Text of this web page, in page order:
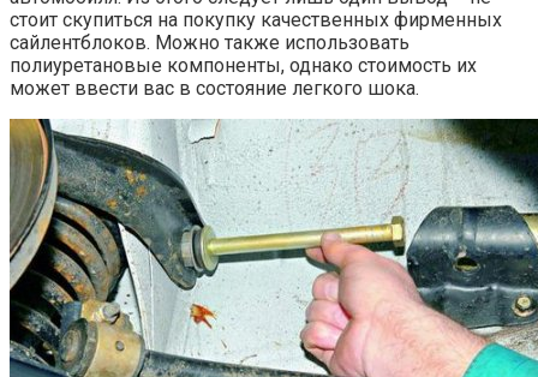
стоит скупиться на покупку качественных фирменных
сайлентблоков. Можно также использовать
полиуретановые компоненты, однако стоимость их
может ввести вас в состояние легкого шока.